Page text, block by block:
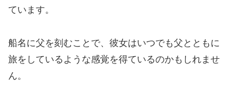
ています。
船名に父を刻むことで、彼女はいつでも父とともに
旅をしているような感覚を得ているのかもしれませ
ん。